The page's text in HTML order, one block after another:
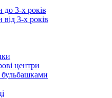
до 3-х років
3-х років
центри